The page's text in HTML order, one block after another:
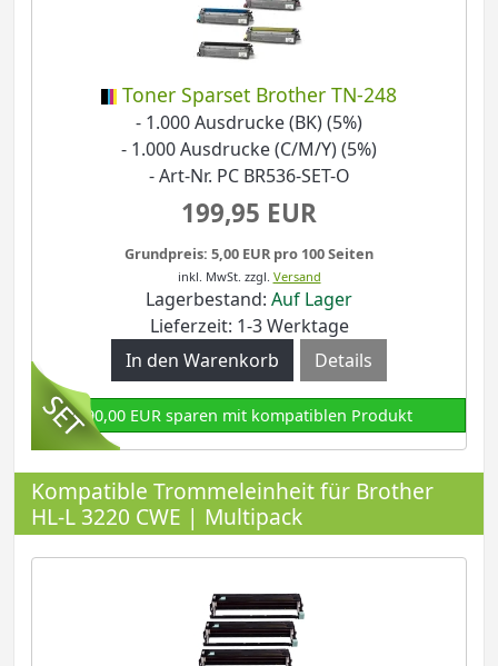
Toner Sparset Brother TN-248
- 1.000 Ausdrucke (BK) (5%)
- 1.000 Ausdrucke (C/M/Y) (5%)
- Art-Nr. PC BR536-SET-O
199,95 EUR
Grundpreis: 5,00 EUR pro 100 Seiten
inkl. MwSt. zzgl. Versand
Lagerbestand: Auf Lager
Lieferzeit: 1-3 Werktage
Details
90,00 EUR sparen mit kompatiblen Produkt
Kompatible Trommeleinheit für Brother
HL-L 3220 CWE | Multipack